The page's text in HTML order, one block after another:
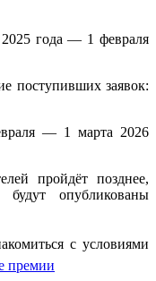
года — 1 февраля
поступивших заявок:
— 1 марта 2026
пройдёт позднее,
опубликованы
с условиями
премии